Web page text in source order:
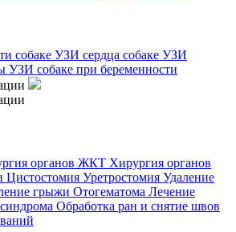
собаке УЗИ сердца собаке УЗИ
УЗИ собаке при беременности
органов ЖКТ Хирургия органов
Цистостомия Уретростомия Удаление
грыжи Отогематома Лечение
Обработка ран и снятие швов